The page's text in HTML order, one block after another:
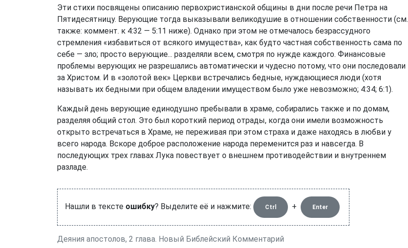
Эти стихи посвящены описанию первохристианской общины в дни после речи Петра на
Пятидесятницу. Верующие тогда выказывали великодушие в отношении собственности (см.
также: коммент. к 4:32 — 5:11 ниже). Однако при этом не отмечалось безрассудного
стремления «избавиться от всякого имущества», как будто частная собственность сама по
себе — зло; просто верующие... разделяли всем, смотря по нужде каждого. Финансовые
проблемы верующих не разрешались автоматически и чудесно потому, что они последовали
за Христом. И в «золотой век» Церкви встречались бедные, нуждающиеся люди (хотя
называть их бедными при общем владении имуществом было уже невозможно; 4:34; 6:1).
Каждый день верующие единодушно пребывали в храме, собирались также и по домам,
разделяя общий стол. Это был короткий период отрады, когда они имели возможность
открыто встречаться в Храме, не переживая при этом страха и даже находясь в любви у
всего народа. Вскоре доброе расположение народа переменится раз и навсегда. В
последующих трех главах Лука повествует о внешнем противодействии и внутреннем
разладе.
Нашли в тексте ошибку? Выделите её и нажмите: Ctrl + Enter
Деяния апостолов, 2 глава. Новый Библейский Комментарий